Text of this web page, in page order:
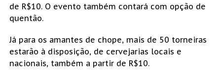
de R$10. O evento também contará com opção de
quentão.
Já para os amantes de chope, mais de 50 torneiras
estarão à disposição, de cervejarias locais e
nacionais, também a partir de R$10.